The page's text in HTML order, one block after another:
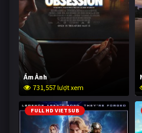
Ám Ảnh
731,557 lượt xem
FULL HD VIETSUB